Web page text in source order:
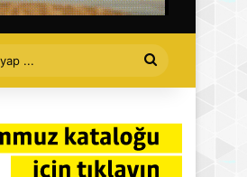
Arama
yap
...